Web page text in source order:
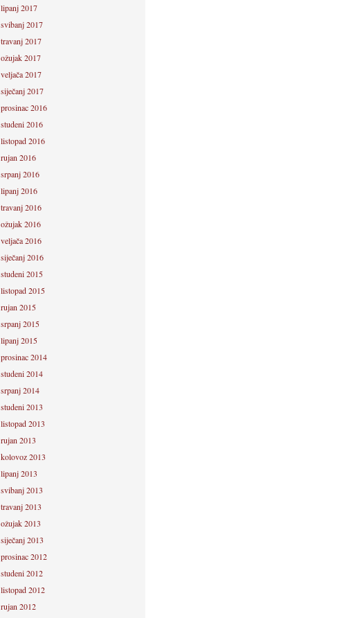
lipanj 2017
svibanj 2017
travanj 2017
ožujak 2017
veljača 2017
siječanj 2017
prosinac 2016
studeni 2016
listopad 2016
rujan 2016
srpanj 2016
lipanj 2016
travanj 2016
ožujak 2016
veljača 2016
siječanj 2016
studeni 2015
listopad 2015
rujan 2015
srpanj 2015
lipanj 2015
prosinac 2014
studeni 2014
srpanj 2014
studeni 2013
listopad 2013
rujan 2013
kolovoz 2013
lipanj 2013
svibanj 2013
travanj 2013
ožujak 2013
siječanj 2013
prosinac 2012
studeni 2012
listopad 2012
rujan 2012